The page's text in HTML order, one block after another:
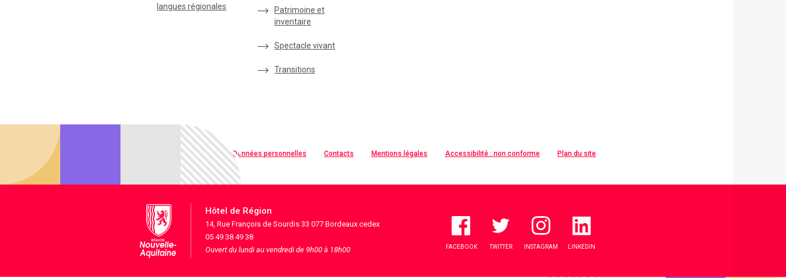
langues régionales
Patrimoine et
inventaire
Spectacle vivant
Transitions
Qualité web Données personnelles Contacts Mentions légales Accessibilité : non conforme Plan du site
Hôtel de Région
14, Rue François de Sourdis 33 077 Bordeaux cedex
05 49 38 49 38
Ouvert du lundi au vendredi de 9h00 à 18h00
FACEBOOK TWITTER INSTAGRAM LINKEDIN